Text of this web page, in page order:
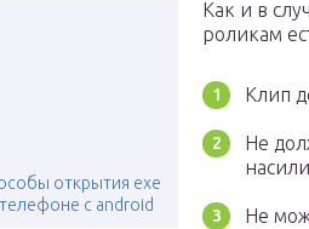
открытия exe
с android
Как и в
роликам
Клип
Не
Не